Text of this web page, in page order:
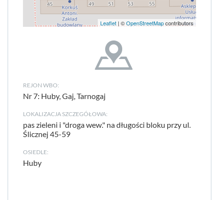
Leaflet | ©OpenStreetMapcontributors
REJON WBO:
Nr 7: Huby, Gaj, Tarnogaj
LOKALIZACJA SZCZEGÓŁOWA:
pas zieleni i "droga wew." na długości bloku przy ul.
Ślicznej 45-59
OSIEDLE:
Huby